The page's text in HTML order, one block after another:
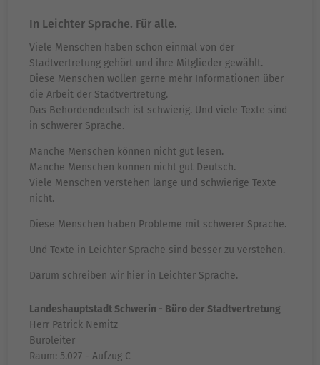
In Leichter Sprache. Für alle.
Viele Menschen haben schon einmal von der
Stadtvertretung gehört und ihre Mitglieder gewählt.
Diese Menschen wollen gerne mehr Informationen über
die Arbeit der Stadtvertretung.
Das Behördendeutsch ist schwierig. Und viele Texte sind
in schwerer Sprache.
Manche Menschen können nicht gut lesen.
Manche Menschen können nicht gut Deutsch.
Viele Menschen verstehen lange und schwierige Texte
nicht.
Diese Menschen haben Probleme mit schwerer Sprache.
Und Texte in Leichter Sprache sind besser zu verstehen.
Darum schreiben wir hier in Leichter Sprache.
Landeshauptstadt Schwerin - Büro der Stadtvertretung
Herr Patrick Nemitz
Büroleiter
Raum: 5.027 - Aufzug C